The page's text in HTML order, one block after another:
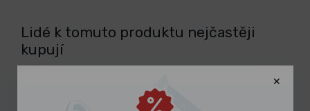
Lidé k tomuto produktu nejčastěji
kupují